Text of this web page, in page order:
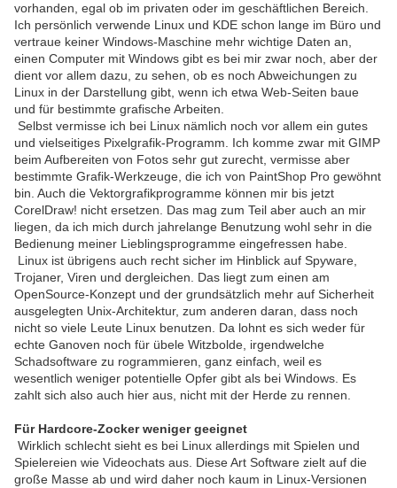
vorhanden, egal ob im privaten oder im geschäftlichen Bereich.
Ich persönlich verwende Linux und KDE schon lange im Büro und
vertraue keiner Windows-Maschine mehr wichtige Daten an,
einen Computer mit Windows gibt es bei mir zwar noch, aber der
dient vor allem dazu, zu sehen, ob es noch Abweichungen zu
Linux in der Darstellung gibt, wenn ich etwa Web-Seiten baue
und für bestimmte grafische Arbeiten.
Selbst vermisse ich bei Linux nämlich noch vor allem ein gutes
und vielseitiges Pixelgrafik-Programm. Ich komme zwar mit GIMP
beim Aufbereiten von Fotos sehr gut zurecht, vermisse aber
bestimmte Grafik-Werkzeuge, die ich von PaintShop Pro gewöhnt
bin. Auch die Vektorgrafikprogramme können mir bis jetzt
CorelDraw! nicht ersetzen. Das mag zum Teil aber auch an mir
liegen, da ich mich durch jahrelange Benutzung wohl sehr in die
Bedienung meiner Lieblingsprogramme eingefressen habe.
Linux ist übrigens auch recht sicher im Hinblick auf Spyware,
Trojaner, Viren und dergleichen. Das liegt zum einen am
OpenSource-Konzept und der grundsätzlich mehr auf Sicherheit
ausgelegten Unix-Architektur, zum anderen daran, dass noch
nicht so viele Leute Linux benutzen. Da lohnt es sich weder für
echte Ganoven noch für übele Witzbolde, irgendwelche
Schadsoftware zu rogrammieren, ganz einfach, weil es
wesentlich weniger potentielle Opfer gibt als bei Windows. Es
zahlt sich also auch hier aus, nicht mit der Herde zu rennen.
Für Hardcore-Zocker weniger geeignet
Wirklich schlecht sieht es bei Linux allerdings mit Spielen und
Spielereien wie Videochats aus. Diese Art Software zielt auf die
große Masse ab und wird daher noch kaum in Linux-Versionen